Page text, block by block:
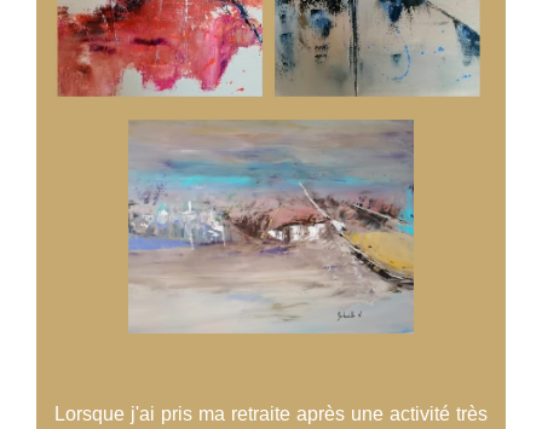
Lorsque j'ai pris ma retraite après une activité très